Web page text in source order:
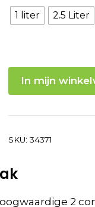
1 liter 2.5 Liter
In mijn
SKU: 34371
2